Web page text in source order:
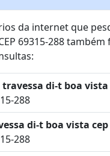
da internet que
69315-288 também
travessa di-t boa vista
288
di-t boa vista cep
288